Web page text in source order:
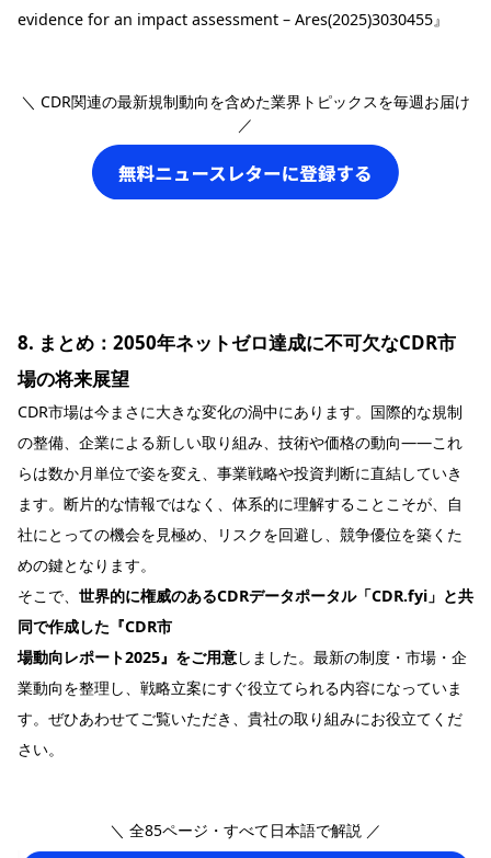
evidence for an impact assessment – Ares(2025)3030455』
＼ CDR関連の最新規制動向を含めた業界トピックスを毎週お届け
／
8. まとめ：2050年ネットゼロ達成に不可欠なCDR市
場の将来展望
CDR市場は今まさに大きな変化の渦中にあります。国際的な規制
の整備、企業による新しい取り組み、技術や価格の動向――これ
らは数か月単位で姿を変え、事業戦略や投資判断に直結していき
ます。断片的な情報ではなく、体系的に理解することこそが、自
社にとっての機会を見極め、リスクを回避し、競争優位を築くた
めの鍵となります。
そこで、 世界的に権威のあるCDRデータポータル「CDR.fyi」と共
同で作成した『CDR市
場動向レポート2025』をご用意しました。最新の制度・市場・企
業動向を整理し、戦略立案にすぐ役立てられる内容になっていま
す。ぜひあわせてご覧いただき、貴社の取り組みにお役立てくだ
さい。
＼ 全85ページ・すべて日本語で解説 ／